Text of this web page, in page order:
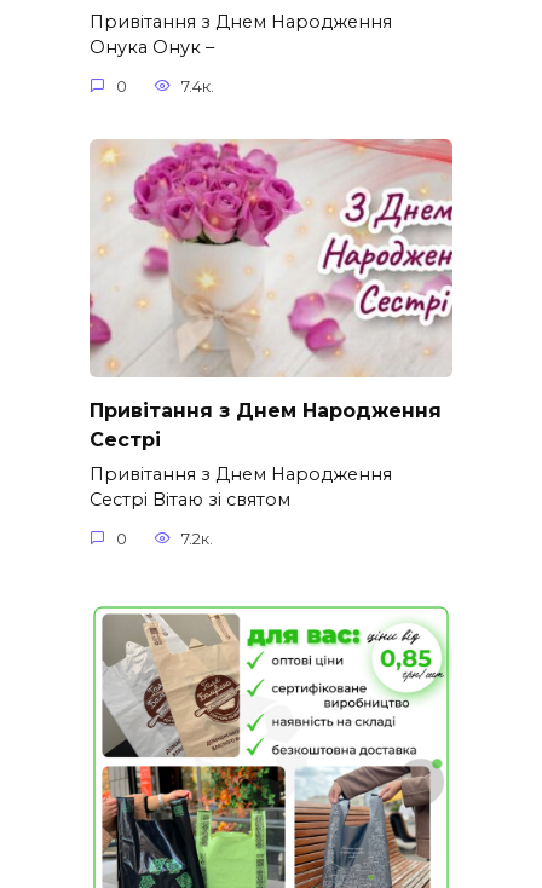
Привітання з Днем Народження
Онука Онук –
0 7.4к.
Привітання з Днем Народження
Сестрі
Привітання з Днем Народження
Сестрі Вітаю зі святом
0 7.2к.